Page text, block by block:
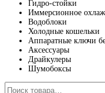
Гидро-стойки
Иммерсионное
Водоблоки
Холодные кошельки
Аппаратные ключи
Аксессуары
Драйкулеры
Шумобоксы
Поиск